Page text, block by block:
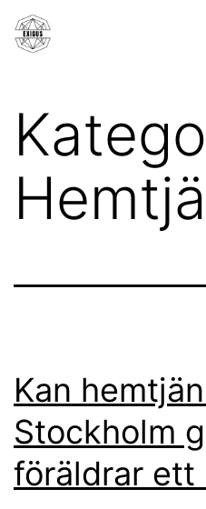
Hoppa
tillExigus.se
Kan
Stockholm
föräldrar ett